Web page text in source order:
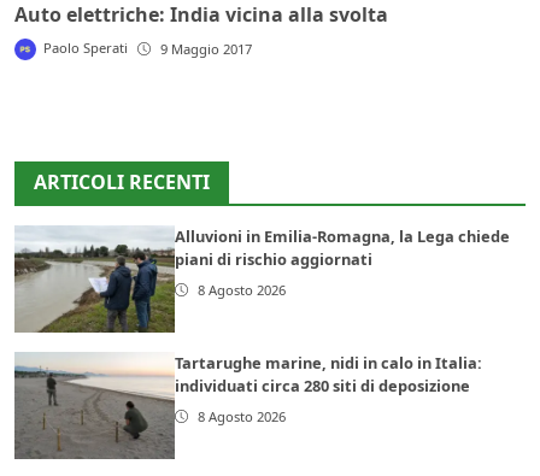
Auto elettriche: India vicina alla svolta
Paolo Sperati 9 Maggio 2017
ARTICOLI RECENTI
Alluvioni in Emilia-Romagna, la Lega chiede
piani di rischio aggiornati
8 Agosto 2026
Tartarughe marine, nidi in calo in Italia:
individuati circa 280 siti di deposizione
8 Agosto 2026